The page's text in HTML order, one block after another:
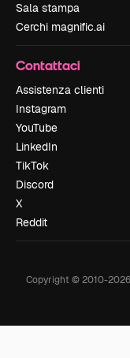
Sala stampa
Cerchi magnific.ai
Contattaci
Assistenza clienti
Instagram
YouTube
LinkedIn
TikTok
Discord
X
Reddit
Copyright © 2010-2026